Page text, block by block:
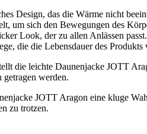
Design, das die Wärme nicht
um sich den Bewegungen des
Look, der zu allen Anlässen passt.
die die Lebensdauer des Produkts
die leichte Daunenjacke JOTT
getragen werden.
JOTT Aragon eine kluge
zu trotzen.